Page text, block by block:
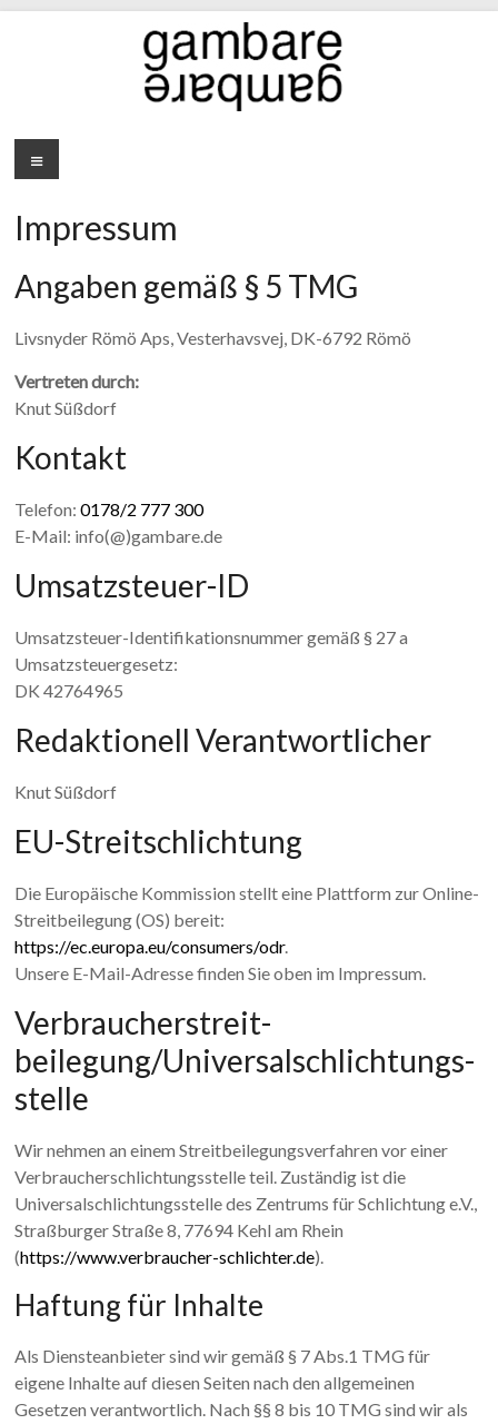
gambare
Menü
Impressum
Angaben gemäß § 5 TMG
Livsnyder Römö Aps, Vesterhavsvej, DK-6792 Römö
Vertreten durch:
Knut Süßdorf
Kontakt
Telefon:0178/2 777 300
E-Mail: info(@)gambare.de
Umsatzsteuer-ID
Umsatzsteuer-Identifikationsnummer gemäß § 27 a
Umsatzsteuergesetz:
DK 42764965
Redaktionell Verantwortlicher
Knut Süßdorf
EU-Streitschlichtung
Die Europäische Kommission stellt eine Plattform zur Online-
Streitbeilegung (OS) bereit:
https://ec.europa.eu/consumers/odr.
Unsere E-Mail-Adresse finden Sie oben im Impressum.
Verbraucher­streit­
beilegung/Universal­schlichtungs­
stelle
Wir nehmen an einem Streitbeilegungsverfahren vor einer
Verbraucherschlichtungsstelle teil. Zuständig ist die
Universalschlichtungsstelle des Zentrums für Schlichtung e.V.,
Straßburger Straße 8, 77694 Kehl am Rhein
(https://www.verbraucher-schlichter.de).
Haftung für Inhalte
Als Diensteanbieter sind wir gemäß § 7 Abs.1 TMG für
eigene Inhalte auf diesen Seiten nach den allgemeinen
Gesetzen verantwortlich. Nach §§ 8 bis 10 TMG sind wir als